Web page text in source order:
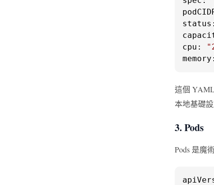
status:
cpu:
memory:
這個
本地基礎
3. Pods
Pods 是魔